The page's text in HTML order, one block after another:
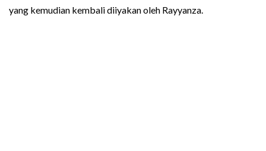
yang kemudian kembali diiyakan oleh Rayyanza.